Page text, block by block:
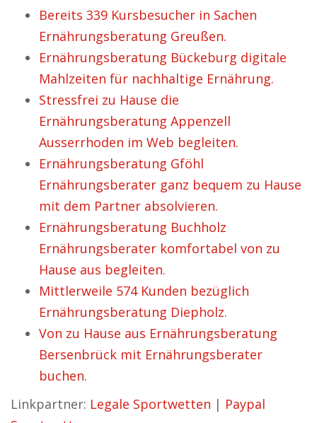
Bereits 339 Kursbesucher in Sachen
Ernährungsberatung Greußen.
Ernährungsberatung Bückeburg digitale
Mahlzeiten für nachhaltige Ernährung.
Stressfrei zu Hause die
Ernährungsberatung Appenzell
Ausserrhoden im Web begleiten.
Ernährungsberatung Gföhl
Ernährungsberater ganz bequem zu Hause
mit dem Partner absolvieren.
Ernährungsberatung Buchholz
Ernährungsberater komfortabel von zu
Hause aus begleiten.
Mittlerweile 574 Kunden bezüglich
Ernährungsberatung Diepholz.
Von zu Hause aus Ernährungsberatung
Bersenbrück mit Ernährungsberater
buchen.
Linkpartner: Legale Sportwetten | Paypal